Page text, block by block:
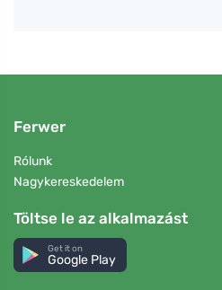
Ferwer
Rólunk
Nagykereskedelem
Töltse le az alkalmazást
Get it on
Google Play